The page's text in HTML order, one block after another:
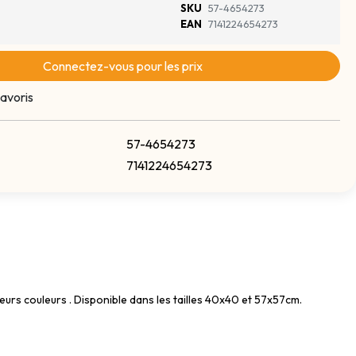
SKU 57-4654273
EAN 7141224654273
Connectez-vous pour les prix
57-4654273
7141224654273
couleurs . Disponible dans les tailles 40x40 et 57x57cm.